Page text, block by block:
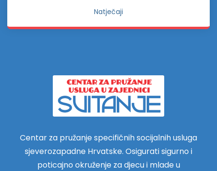
Natječaji
Centar za pružanje specifičnih socijalnih usluga
sjeverozapadne Hrvatske. Osigurati sigurno i
poticajno okruženje za djecu i mlade u